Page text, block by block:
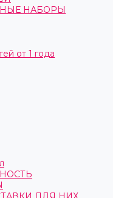
НАБОРЫ
от 1 года